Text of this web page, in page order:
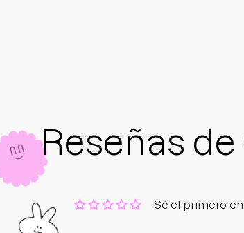
Reseñas
Sé el primero